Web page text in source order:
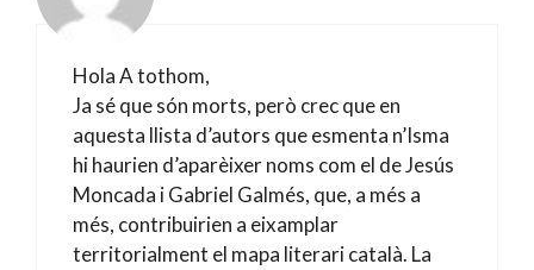
Hola A tothom,
Ja sé que són morts, però crec que en
aquesta llista d’autors que esmenta n’Isma
hi haurien d’aparèixer noms com el de Jesús
Moncada i Gabriel Galmés, que, a més a
més, contribuirien a eixamplar
territorialment el mapa literari català. La